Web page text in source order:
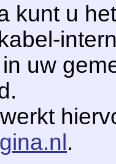
kunt u
uw
werkt
.